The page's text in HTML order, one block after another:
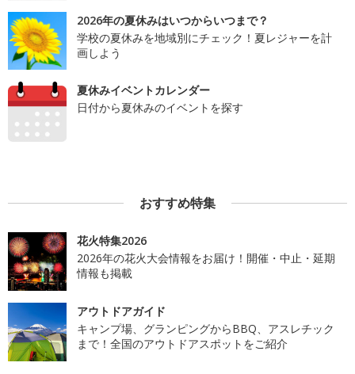
2026年の夏休みはいつからいつまで？
学校の夏休みを地域別にチェック！夏レジャーを計
画しよう
夏休みイベントカレンダー
日付から夏休みのイベントを探す
おすすめ特集
花火特集2026
2026年の花火大会情報をお届け！開催・中止・延期
情報も掲載
アウトドアガイド
キャンプ場、グランピングからBBQ、アスレチック
まで！全国のアウトドアスポットをご紹介